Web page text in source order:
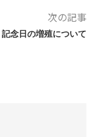
次の記事
記念日の増殖について